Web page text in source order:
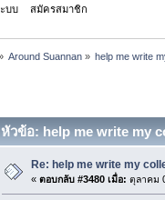
บบ สมัครสมาชิก
Around Suannan» help me write
หัวข้อ: help me write my
Re: help me write my
« ตอบกลับ #3480 เมื่อ: ตุลาคม